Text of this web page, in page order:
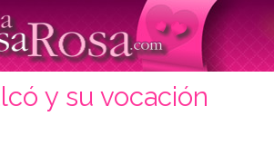
y su vocación